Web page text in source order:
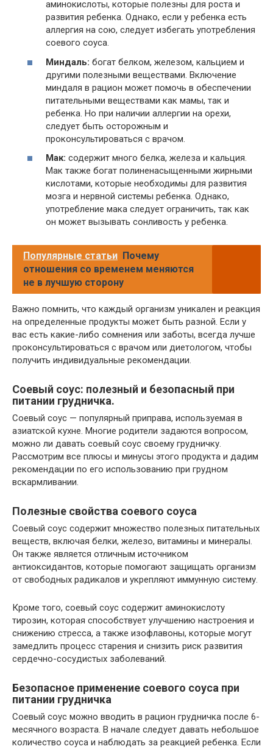
аминокислоты, которые полезны для роста и
развития ребенка. Однако, если у ребенка есть
аллергия на сою, следует избегать употребления
соевого соуса.
Миндаль: богат белком, железом, кальцием и
другими полезными веществами. Включение
миндаля в рацион может помочь в обеспечении
питательными веществами как мамы, так и
ребенка. Но при наличии аллергии на орехи,
следует быть осторожным и
проконсультироваться с врачом.
Мак: содержит много белка, железа и кальция.
Мак также богат полиненасыщенными жирными
кислотами, которые необходимы для развития
мозга и нервной системы ребенка. Однако,
употребление мака следует ограничить, так как
он может вызывать сонливость у ребенка.
Популярные статьи Почему
отношения со временем меняются
не в лучшую сторону
Важно помнить, что каждый организм уникален и реакция
на определенные продукты может быть разной. Если у
вас есть какие-либо сомнения или заботы, всегда лучше
проконсультироваться с врачом или диетологом, чтобы
получить индивидуальные рекомендации.
Соевый соус: полезный и безопасный при
питании грудничка.
Соевый соус — популярный приправа, используемая в
азиатской кухне. Многие родители задаются вопросом,
можно ли давать соевый соус своему грудничку.
Рассмотрим все плюсы и минусы этого продукта и дадим
рекомендации по его использованию при грудном
вскармливании.
Полезные свойства соевого соуса
Соевый соус содержит множество полезных питательных
веществ, включая белки, железо, витамины и минералы.
Он также является отличным источником
антиоксидантов, которые помогают защищать организм
от свободных радикалов и укрепляют иммунную систему.
Кроме того, соевый соус содержит аминокислоту
тирозин, которая способствует улучшению настроения и
снижению стресса, а также изофлавоны, которые могут
замедлить процесс старения и снизить риск развития
сердечно-сосудистых заболеваний.
Безопасное применение соевого соуса при
питании грудничка
Соевый соус можно вводить в рацион грудничка после 6-
месячного возраста. В начале следует давать небольшое
количество соуса и наблюдать за реакцией ребенка. Если